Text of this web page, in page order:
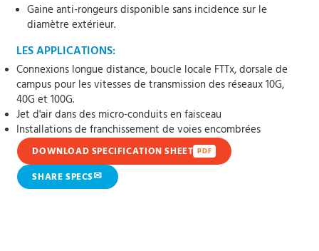
Gaine anti-rongeurs disponible sans incidence sur le
diamètre extérieur.
LES APPLICATIONS:
Connexions longue distance, boucle locale FTTx, dorsale de
campus pour les vitesses de transmission des réseaux 10G,
40G et 100G.
Jet d'air dans des micro-conduits en faisceau
Installations de franchissement de voies encombrées
DOWNLOAD SPECIFICATION SHEET PDF
SHARE SPECS✉